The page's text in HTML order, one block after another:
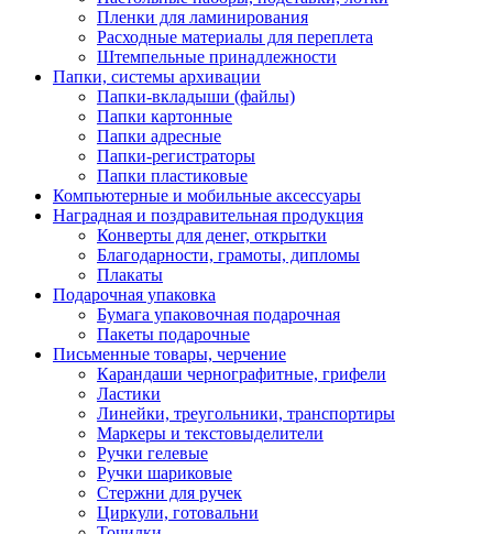
Пленки для ламинирования
Расходные материалы для переплета
Штемпельные принадлежности
Папки, системы архивации
Папки-вкладыши (файлы)
Папки картонные
Папки адресные
Папки-регистраторы
Папки пластиковые
Компьютерные и мобильные аксессуары
Наградная и поздравительная продукция
Конверты для денег, открытки
Благодарности, грамоты, дипломы
Плакаты
Подарочная упаковка
Бумага упаковочная подарочная
Пакеты подарочные
Письменные товары, черчение
Карандаши чернографитные, грифели
Ластики
Линейки, треугольники, транспортиры
Маркеры и текстовыделители
Ручки гелевые
Ручки шариковые
Стержни для ручек
Циркули, готовальни